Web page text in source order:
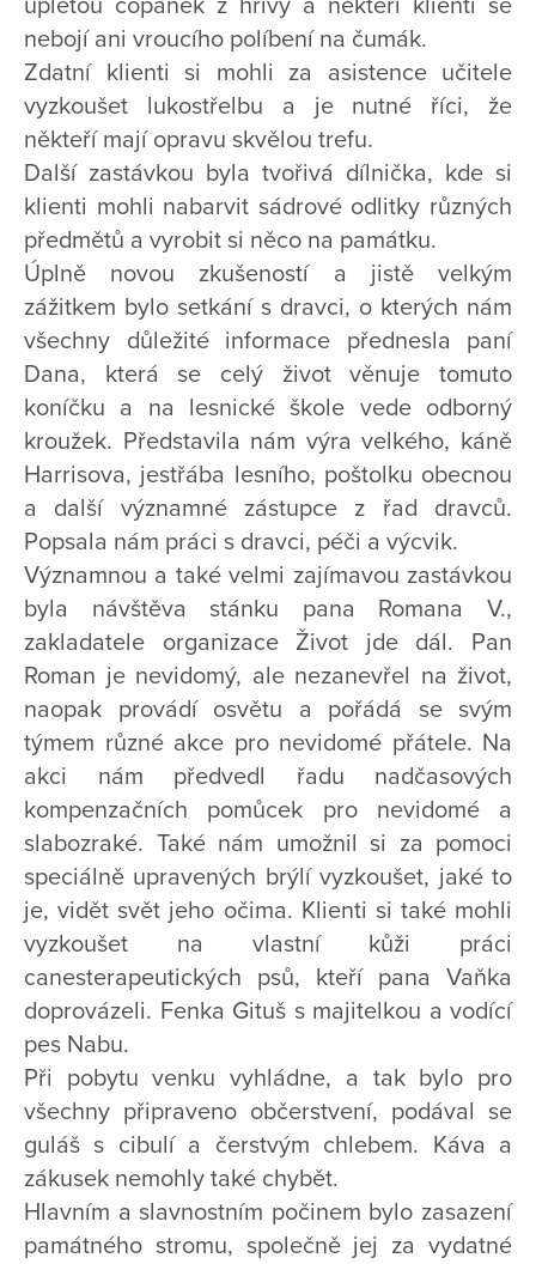
upletou copánek z hřívy a někteří klienti se
nebojí ani vroucího políbení na čumák.
Zdatní klienti si mohli za asistence učitele
vyzkoušet lukostřelbu a je nutné říci, že
někteří mají opravu skvělou trefu.
Další zastávkou byla tvořivá dílnička, kde si
klienti mohli nabarvit sádrové odlitky různých
předmětů a vyrobit si něco na památku.
Úplně novou zkušeností a jistě velkým
zážitkem bylo setkání s dravci, o kterých nám
všechny důležité informace přednesla paní
Dana, která se celý život věnuje tomuto
koníčku a na lesnické škole vede odborný
kroužek. Představila nám výra velkého, káně
Harrisova, jestřába lesního, poštolku obecnou
a další významné zástupce z řad dravců.
Popsala nám práci s dravci, péči a výcvik.
Významnou a také velmi zajímavou zastávkou
byla návštěva stánku pana Romana V.,
zakladatele organizace Život jde dál. Pan
Roman je nevidomý, ale nezanevřel na život,
naopak provádí osvětu a pořádá se svým
týmem různé akce pro nevidomé přátele. Na
akci nám předvedl řadu nadčasových
kompenzačních pomůcek pro nevidomé a
slabozraké. Také nám umožnil si za pomoci
speciálně upravených brýlí vyzkoušet, jaké to
je, vidět svět jeho očima. Klienti si také mohli
vyzkoušet na vlastní kůži práci
canesterapeutických psů, kteří pana Vaňka
doprovázeli. Fenka Gituš s majitelkou a vodící
pes Nabu.
Při pobytu venku vyhládne, a tak bylo pro
všechny připraveno občerstvení, podával se
guláš s cibulí a čerstvým chlebem. Káva a
zákusek nemohly také chybět.
Hlavním a slavnostním počinem bylo zasazení
památného stromu, společně jej za vydatné